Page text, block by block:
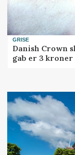
GRISE
Danish Crown
gab er 3 kroner